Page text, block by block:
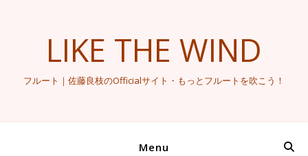
LIKE THE WIND
フルート｜佐藤良枝のOfficialサイト・もっとフルートを吹こう！
Menu